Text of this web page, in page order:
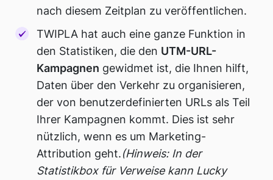
nach diesem Zeitplan zu veröffentlichen.
TWIPLA hat auch eine ganze Funktion in
den Statistiken, die den UTM-URL-
Kampagnen gewidmet ist, die Ihnen hilft,
Daten über den Verkehr zu organisieren,
der von benutzerdefinierten URLs als Teil
Ihrer Kampagnen kommt. Dies ist sehr
nützlich, wenn es um Marketing-
Attribution geht.(Hinweis: In der
Statistikbox für Verweise kann Lucky